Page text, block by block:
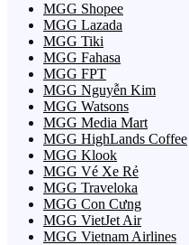
MGG Shopee
MGG Lazada
MGG Tiki
MGG Fahasa
MGG FPT
MGG Nguyễn Kim
MGG Watsons
MGG Media Mart
MGG HighLands Coffee
MGG Klook
MGG Vé Xe Rẻ
MGG Traveloka
MGG Con Cưng
MGG VietJet Air
MGG Vietnam Airlines